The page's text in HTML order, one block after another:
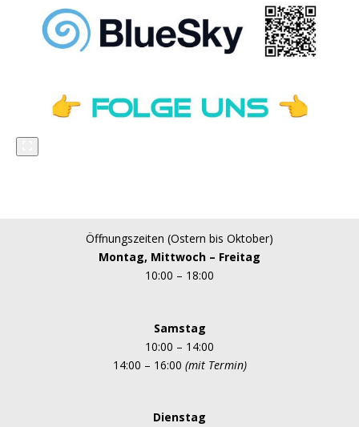
Öffnungszeiten (Ostern bis Oktober)
Montag, Mittwoch – Freitag
10:00 – 18:00
Samstag
10:00 – 14:00
14:00 – 16:00 (mit Termin)
Dienstag